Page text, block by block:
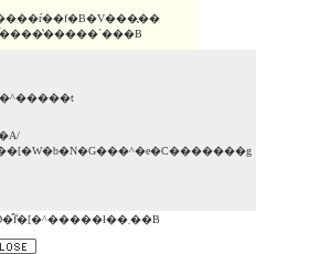
���̃T�C�g��DVD�̂݃f�[�^�����ł��܂��B